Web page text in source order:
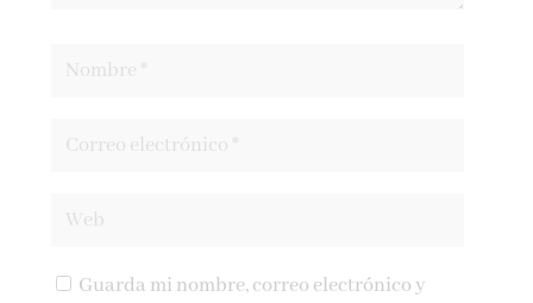
Guarda mi nombre, correo electrónico y